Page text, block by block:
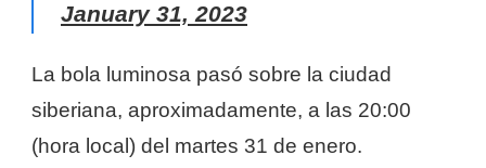
January 31, 2023
La bola luminosa pasó sobre la ciudad
siberiana, aproximadamente, a las 20:00
(hora local) del martes 31 de enero.